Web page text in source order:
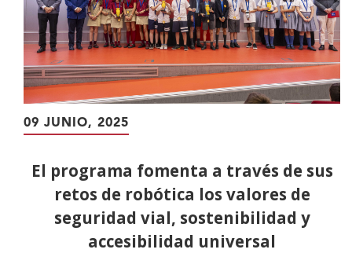
09 JUNIO, 2025
El programa fomenta a través de sus
retos de robótica los valores de
seguridad vial, sostenibilidad y
accesibilidad universal